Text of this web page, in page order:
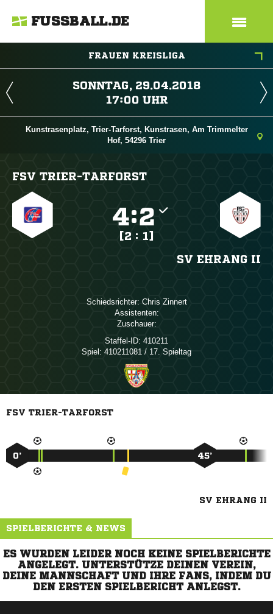
FUSSBALL.DE
FRAUEN KREISLIGA
 
 
Kunstrasenplatz, Trier-Tarforst, Kunstrasen, Am Trimmelter
Hof, 54296 Trier
FSV TRIER-TARFORST
:
[2 : 1]
SV EHRANG II
Schiedsrichter:  
Assistenten:
Zuschauer:
Staffel-ID: 410211
Spiel: 410211081 / 17. Spieltag
FSV TRIER-TARFORST
0’ 45’
SV EHRANG II
SPIELBERICHTE & NEWS
ES WURDEN LEIDER NOCH KEINE SPIELBERICHTE
ANGELEGT. UNTERSTÜTZE DEINEN VEREIN,
DEINE MANNSCHAFT UND IHRE FANS, INDEM DU
DEN ERSTEN SPIELBERICHT ANLEGST.